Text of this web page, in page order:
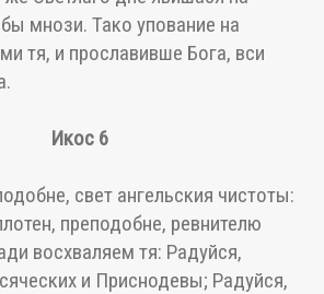
мнози. Тако упование на
тя, и прославивше Бога, вси
Икос 6
свет ангельския чистоты:
преподобне, ревнителю
восхваляем тя: Радуйся,
и Приснодевы; Радуйся,